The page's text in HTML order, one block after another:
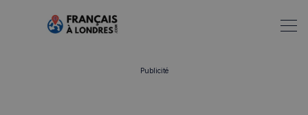
Publicité